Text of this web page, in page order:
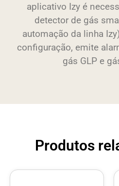
aplicativo Izy é
detector de gás
automação da linha
configuração, emite
gás GLP e
Produtos